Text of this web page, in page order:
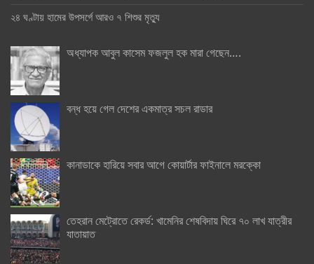
২৪ ঘণ্টায় হামের উপসর্গে আরও ৭ শিশুর মৃত্যু
অধ্যাপক আবুল কাসেম ফজলুল হক মারা গেছেন….
বন্ধ হয়ে গেল দেশের একমাত্র সচল রাডার
কানাডাকে হারিয়ে সবার আগে কোয়ার্টার ফাইনালে মরক্কো
তেহরান মেট্রোতে রেকর্ড: খামেনির শেষবিদায় ঘিরে ৭০ লাখ যাত্রীর
যাতায়াত